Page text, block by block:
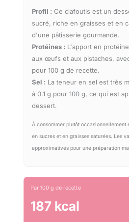
Profil : Ce clafoutis est un
sucré, riche en graisses et en
d'une pâtisserie gourmande.
Protéines : L'apport en
aux œufs et aux pistaches,
pour 100 g de recette.
Sel : La teneur en sel est très
à 0.1 g pour 100 g, ce qui est
dessert.
À consommer plutôt occasionnellement
en sucres et en graisses saturées. Les
approximatives pour une préparation
Par 100 g de recette
187 kcal